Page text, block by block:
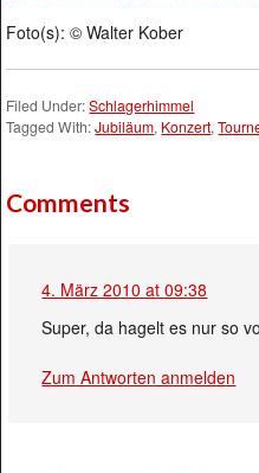
Foto(s): © Walter Kober
Filed Under:Schlagerhimmel
Tagged With:Jubiläum, Konzert,
Comments
4. März 2010 at 09:38
Super, da hagelt es nur so
Zum Antworten anmelden